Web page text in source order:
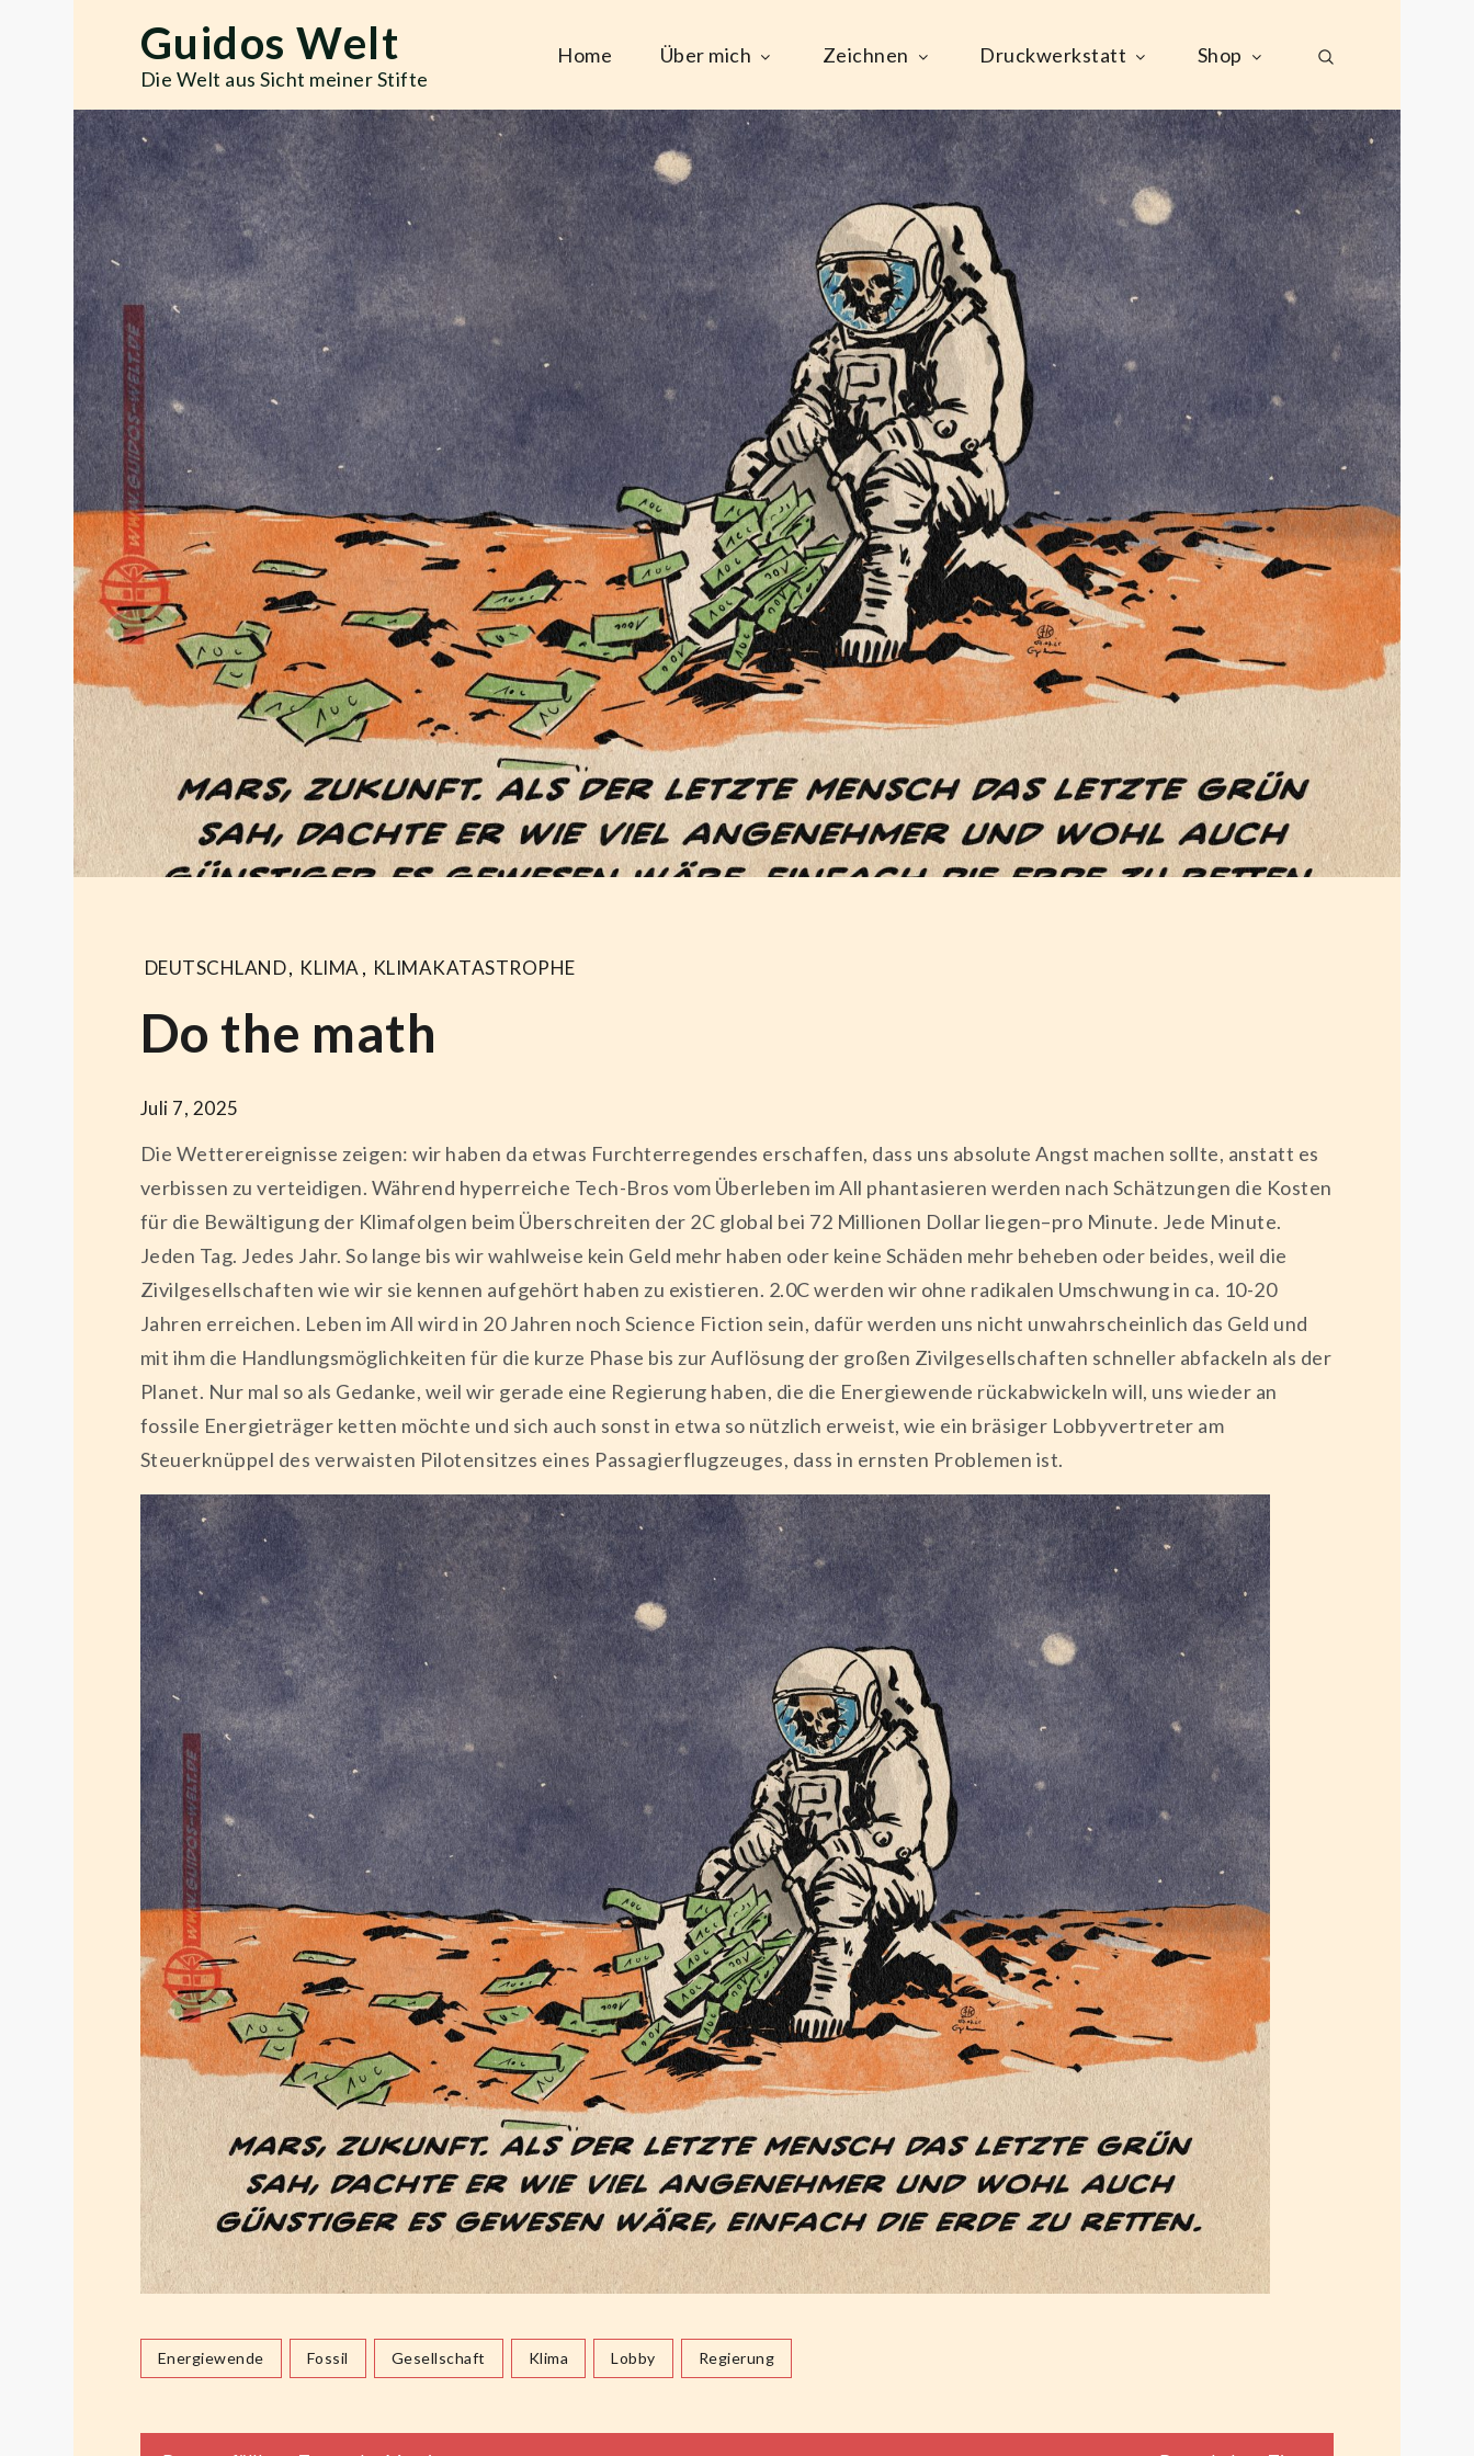
Guidos Welt
Die Welt aus Sicht meiner Stifte
Home Über mich Zeichnen Druckwerkstatt Shop
DEUTSCHLAND, KLIMA , KLIMAKATASTROPHE
Do the math
Juli 7, 2025
Die Wetterereignisse zeigen: wir haben da etwas Furchterregendes erschaffen, dass uns absolute Angst machen sollte, anstatt es
verbissen zu verteidigen. Während hyperreiche Tech-Bros vom Überleben im All phantasieren werden nach Schätzungen die Kosten
für die Bewältigung der Klimafolgen beim Überschreiten der 2C global bei 72 Millionen Dollar liegen–pro Minute. Jede Minute.
Jeden Tag. Jedes Jahr. So lange bis wir wahlweise kein Geld mehr haben oder keine Schäden mehr beheben oder beides, weil die
Zivilgesellschaften wie wir sie kennen aufgehört haben zu existieren. 2.0C werden wir ohne radikalen Umschwung in ca. 10-20
Jahren erreichen. Leben im All wird in 20 Jahren noch Science Fiction sein, dafür werden uns nicht unwahrscheinlich das Geld und
mit ihm die Handlungsmöglichkeiten für die kurze Phase bis zur Auflösung der großen Zivilgesellschaften schneller abfackeln als der
Planet. Nur mal so als Gedanke, weil wir gerade eine Regierung haben, die die Energiewende rückabwickeln will, uns wieder an
fossile Energieträger ketten möchte und sich auch sonst in etwa so nützlich erweist, wie ein bräsiger Lobbyvertreter am
Steuerknüppel des verwaisten Pilotensitzes eines Passagierflugzeuges, dass in ernsten Problemen ist.
Energiewende Fossil Gesellschaft Klima Lobby Regierung